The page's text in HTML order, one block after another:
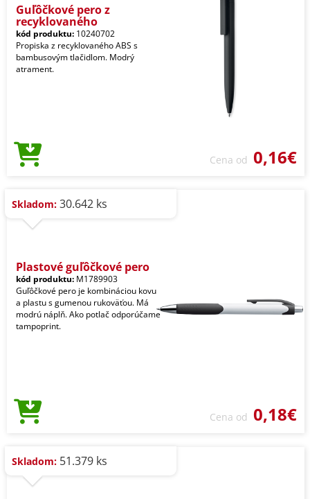
Guľôčkové pero z
recyklovaného
kód produktu: 10240702
Propiska z recyklovaného ABS s
bambusovým tlačidlom. Modrý
atrament.
Cena od 0,16€
Skladom: 30.642 ks
Plastové guľôčkové pero
kód produktu: M1789903
Guľôčkové pero je kombináciou kovu
a plastu s gumenou rukoväťou. Má
modrú náplň. Ako potlač odporúčame
tampoprint.
Cena od 0,18€
Skladom: 51.379 ks